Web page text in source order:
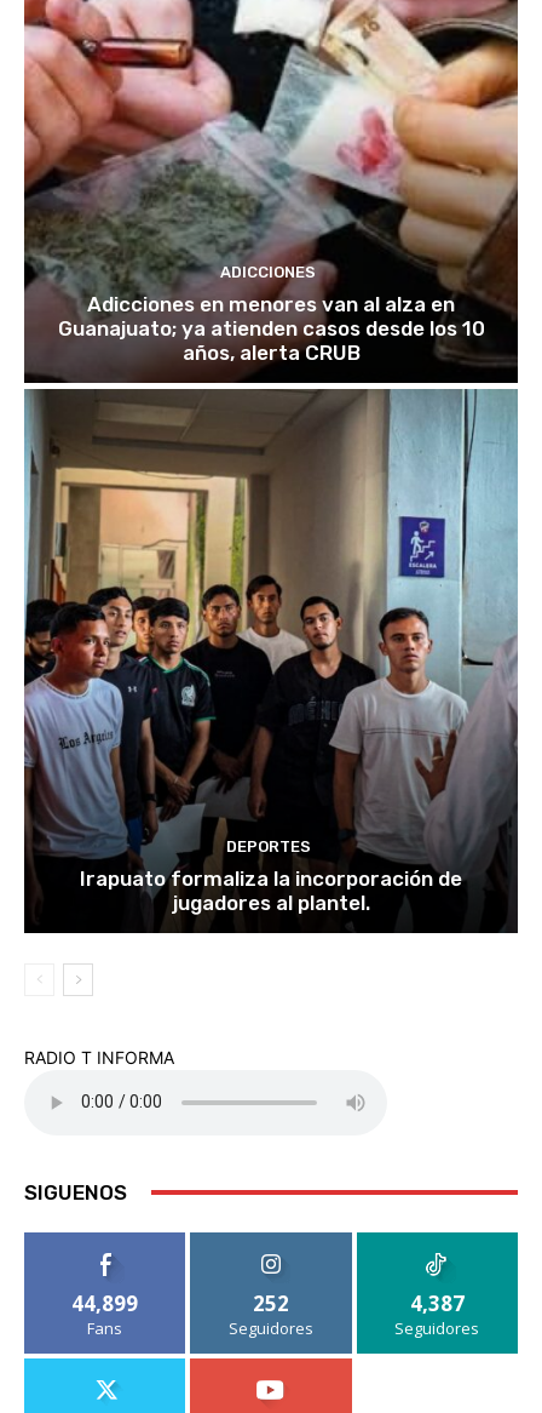
ADICCIONES
Adicciones en menores van al alza en
Guanajuato; ya atienden casos desde los 10
años, alerta CRUB
DEPORTES
Irapuato formaliza la incorporación de
jugadores al plantel.
RADIO T INFORMA
SIGUENOS
44,899
Fans
252
Seguidores
4,387
Seguidores